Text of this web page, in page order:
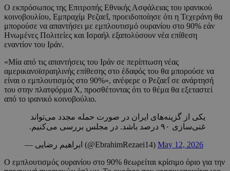
Ο εκπρόσωπος της Επιτροπής Εθνικής Ασφάλειας του ιρανικού
κοινοβουλίου, Εμπραχίμ Ρεζαεΐ, προειδοποίησε ότι η Τεχεράνη θα
μπορούσε να απαντήσει με εμπλουτισμό ουρανίου στο 90% εάν
Ηνωμένες Πολιτείες και Ισραήλ εξαπολύσουν νέα επίθεση
εναντίον του Ιράν.
«Μία από τις απαντήσεις του Ιράν σε περίπτωση νέας
αμερικανοϊσραηλινής επίθεσης στο έδαφός του θα μπορούσε να
είναι ο εμπλουτισμός στο 90%», ανέφερε ο Ρεζαεΐ σε ανάρτησή
του στην πλατφόρμα X, προσθέτοντας ότι το θέμα θα εξεταστεί
από το ιρανικό κοινοβούλιο.
یکی از گزینه‌های ایران در صورت حمله مجدد می‌تواند
غنی‌سازی ۹۰ درصد باشد. در مجلس بررسی می‌کنیم.
— ابراهیم رضایی (@EbrahimRezaei14) May 12, 2026
Ο εμπλουτισμός ουρανίου στο 90% θεωρείται κρίσιμο όριο για την